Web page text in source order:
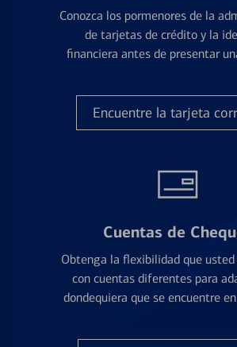
Conozca los pormenores de la
de tarjetas de crédito y la
financiera antes de presentar
Encuentre la tarjeta
Cuentas de
Obtenga la flexibilidad que usted
con cuentas diferentes para
dondequiera que se encuentre